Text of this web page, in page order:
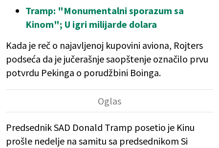
Tramp: "Monumentalni sporazum sa
Kinom"; U igri milijarde dolara
Kada je reč o najavljenoj kupovini aviona, Rojters
podseća da je jučerašnje saopštenje označilo prvu
potvrdu Pekinga o porudžbini Boinga.
Predsednik SAD Donald Tramp posetio je Kinu
prošle nedelje na samitu sa predsednikom Si